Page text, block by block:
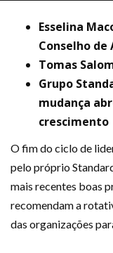
Esselina
Conselho
Tomas
Grupo
mudança
crescimento
O fim do ciclo de
pelo próprio
mais recentes boas
recomendam a
das organizações